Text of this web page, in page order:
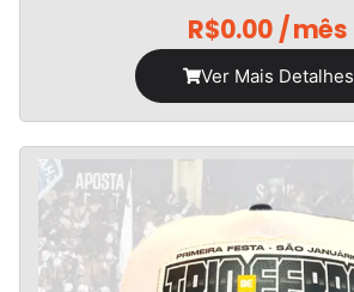
R$0.00 / mês
Ver Mais Detalhes